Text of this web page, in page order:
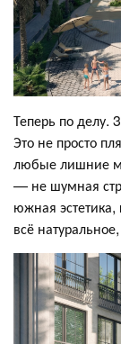
Теперь по
Это не просто
любые лишние
— не шумная
южная
всё